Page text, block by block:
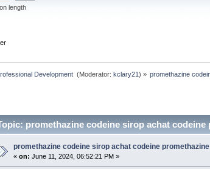
length
Development (Moderator:kclary21) » promethazine
promethazine codeine sirop achat
promethazine codeine sirop achat codeine
«on: June 11, 2024, 06:52:21 PM »